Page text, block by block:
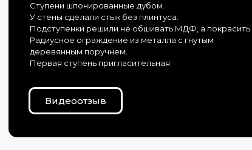
Ступени шпонированные дубом.
У стены сделали стык без плинтуса.
Подступенки решили не обшивать МДФ, а покрасить.
Радиусное ограждение из металла с гнутым
деревянным поручнем.
Первая ступень пригласительная
Видеоотзыв